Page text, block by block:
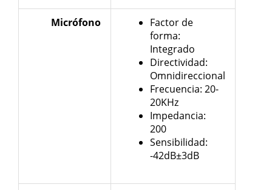
Micrófono
Factor de
forma:
Integrado
Directividad:
Omnidireccional
Frecuencia: 20-
20KHz
Impedancia:
200
Sensibilidad:
-42dB±3dB